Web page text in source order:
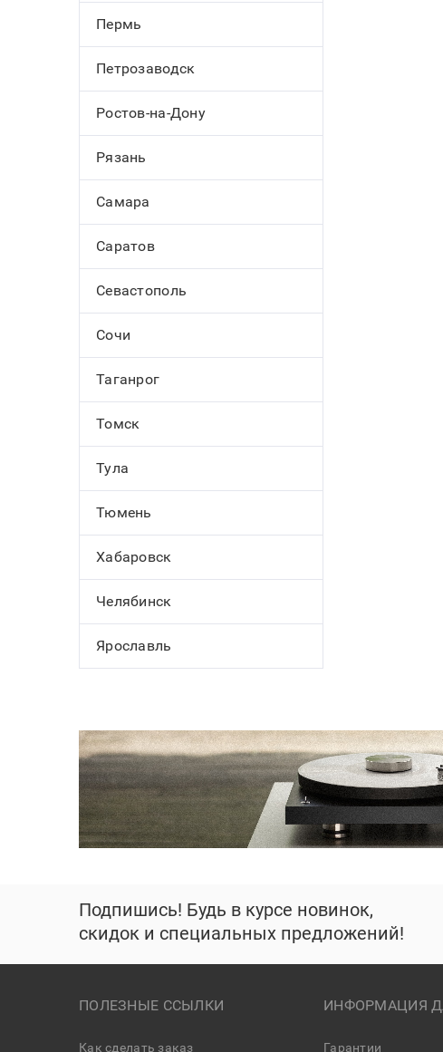
Пермь
Петрозаводск
Ростов-на-Дону
Рязань
Самара
Саратов
Севастополь
Сочи
Таганрог
Томск
Тула
Тюмень
Хабаровск
Челябинск
Ярославль
Подпишись! Будь в курсе новинок,
скидок и специальных предложений!
ПОЛЕЗНЫЕ ССЫЛКИ
Как сделать заказ
ИНФОРМАЦИЯ
Гарантии